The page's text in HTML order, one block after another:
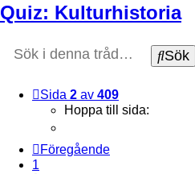
Quiz: Kulturhistoria
Sök
Sida 2 av 409
Hoppa till sida:
Föregående
1